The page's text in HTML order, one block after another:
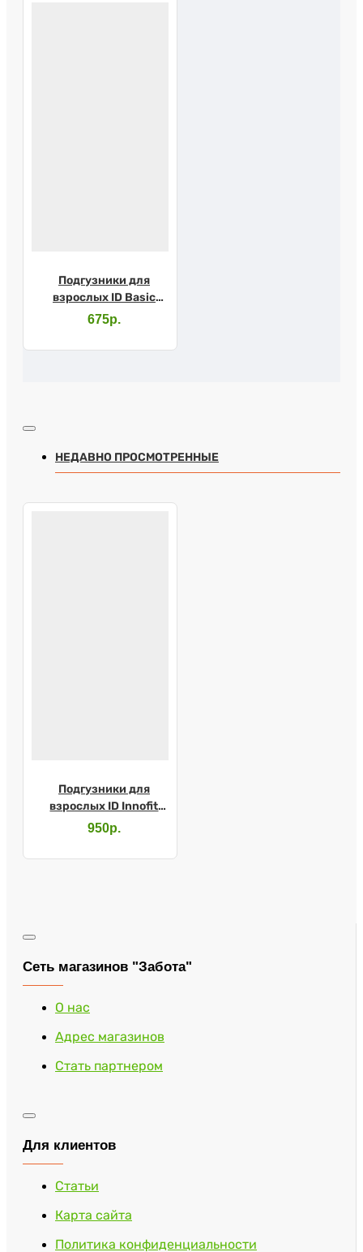
Подгузники для
взрослых ID Basic
Ultra Slip р.L №10
675р.
НЕДАВНО ПРОСМОТРЕННЫЕ
Подгузники для
взрослых ID Innofit
Premium р.L №14
950р.
Сеть магазинов "Забота"
О нас
Адрес магазинов
Стать партнером
Для клиентов
Статьи
Карта сайта
Политика конфиденциальности